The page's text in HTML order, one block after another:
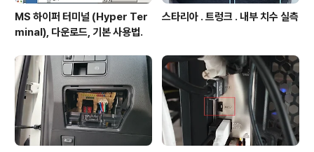
MS 하이퍼 터미널 (Hyper Ter
minal), 다운로드, 기본 사용법.
스타리아 . 트렁크 . 내부 치수 실측